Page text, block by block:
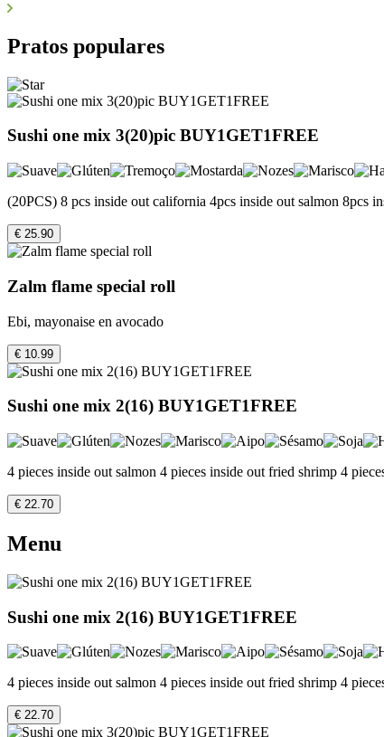
Pratos populares
Sushi one mix 3(20)pic BUY1GET1FREE
(20PCS) 8 pcs inside out california 4pcs inside out salmon 8pcs
€ 25.90
Zalm flame special roll
Ebi, mayonaise en avocado
€ 10.99
Sushi one mix 2(16) BUY1GET1FREE
4 pieces inside out salmon 4 pieces inside out fried shrimp 4
€ 22.70
Menu
Sushi one mix 2(16) BUY1GET1FREE
4 pieces inside out salmon 4 pieces inside out fried shrimp 4
€ 22.70